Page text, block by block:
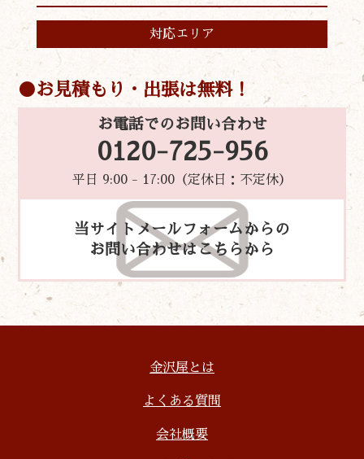
対応エリア
お見積もり・出張は無料！
お電話でのお問い合わせ
0120-725-956
平日 9:00 - 17:00（定休日：不定休）
当サイトメールフォームからの
お問い合わせはこちらから
金沢屋とは
よくある質問
会社概要